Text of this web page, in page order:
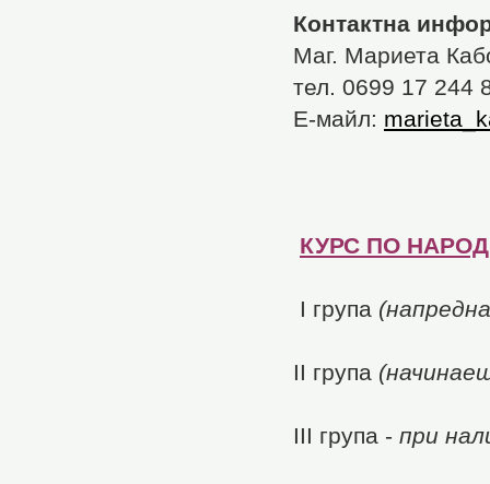
Контактна
Маг. Мариета
тел. 0699 17 244
Е-майл:
КУРС ПО
І група
IІ група
ІІІ група - при